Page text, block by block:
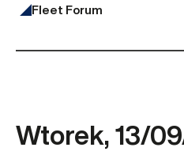
Fleet Forum
Wtorek, 13/